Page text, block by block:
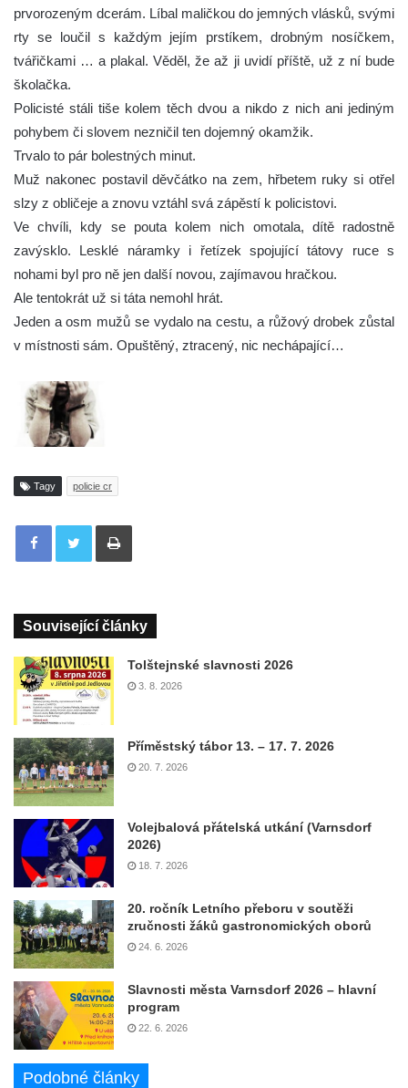
prvorozeným dcerám. Líbal maličkou do jemných vlásků, svými
rty se loučil s každým jejím prstíkem, drobným nosíčkem,
tvářičkami … a plakal. Věděl, že až ji uvidí příště, už z ní bude
školačka.
Policisté stáli tiše kolem těch dvou a nikdo z nich ani jediným
pohybem či slovem nezničil ten dojemný okamžik.
Trvalo to pár bolestných minut.
Muž nakonec postavil děvčátko na zem, hřbetem ruky si otřel
slzy z obličeje a znovu vztáhl svá zápěstí k policistovi.
Ve chvíli, kdy se pouta kolem nich omotala, dítě radostně
zavýsklo. Lesklé náramky i řetízek spojující tátovy ruce s
nohami byl pro ně jen další novou, zajímavou hračkou.
Ale tentokrát už si táta nemohl hrát.
Jeden a osm mužů se vydalo na cestu, a růžový drobek zůstal
v místnosti sám. Opuštěný, ztracený, nic nechápající…
Tagy policie cr
Tisknout
Související články
Tolštejnské slavnosti 2026
3. 8. 2026
Příměstský tábor 13. – 17. 7. 2026
20. 7. 2026
Volejbalová přátelská utkání (Varnsdorf
2026)
18. 7. 2026
20. ročník Letního přeboru v soutěži
zručnosti žáků gastronomických oborů
24. 6. 2026
Slavnosti města Varnsdorf 2026 – hlavní
program
22. 6. 2026
Podobné články